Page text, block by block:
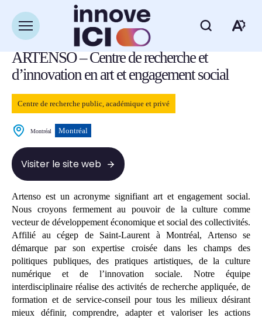
Ouvrir
la
du
site
Retour à la liste des ressources
ARTENSO – Centre de recherche et
d’innovation en art et engagement social
Centre de recherche public, académique et privé
Montréal Montréal
Visiter le site web
Artenso est un acronyme signifiant art et engagement social.
Nous croyons fermement au pouvoir de la culture comme
vecteur de développement économique et social des collectivités.
Affilié au cégep de Saint-Laurent à Montréal, Artenso se
démarque par son expertise croisée dans les champs des
politiques publiques, des pratiques artistiques, de la culture
numérique et de l’innovation sociale. Notre équipe
interdisciplinaire réalise des activités de recherche appliquée, de
formation et de service-conseil pour tous les milieux désirant
mieux définir, comprendre, adapter et valoriser les actions